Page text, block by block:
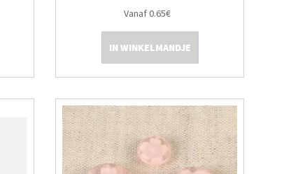
Vanaf 0.65€
IN WINKELMANDJE